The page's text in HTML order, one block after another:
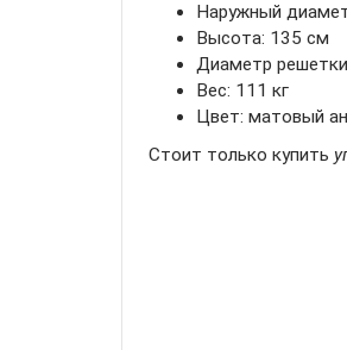
Наружный
Высота: 135 см
Диаметр
Вес: 111 кг
Цвет: матовый
Стоит только купить